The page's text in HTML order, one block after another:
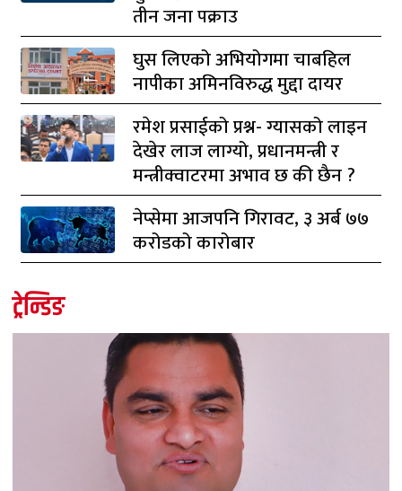
तीन जना पक्राउ
घुस लिएको अभियोगमा चाबहिल
नापीका अमिनविरुद्ध मुद्दा दायर
रमेश प्रसाईको प्रश्न- ग्यासको लाइन
देखेर लाज लाग्यो, प्रधानमन्त्री र
मन्त्रीक्वाटरमा अभाव छ की छैन ?
नेप्सेमा आजपनि गिरावट, ३ अर्ब ७७
करोडको कारोबार
ट्रेन्डिङ